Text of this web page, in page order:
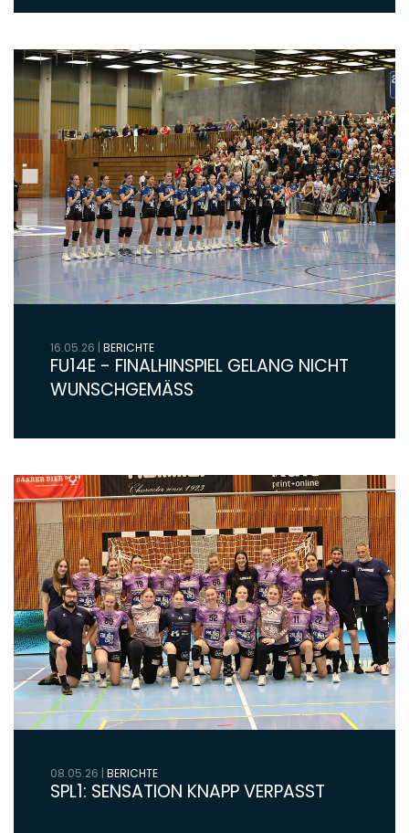
16.05.26 | BERICHTE
FU14E - FINALHINSPIEL GELANG NICHT
WUNSCHGEMÄSS
08.05.26 | BERICHTE
SPL1: SENSATION KNAPP VERPASST